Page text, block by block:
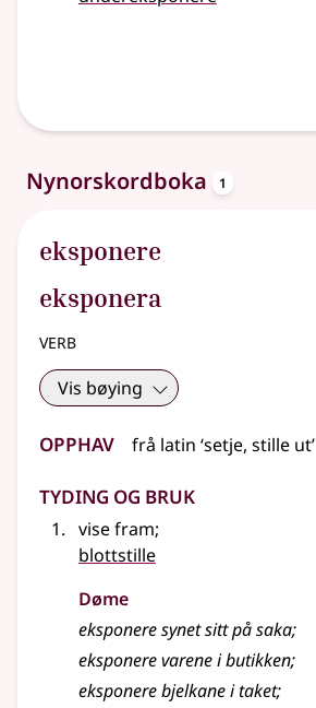
Nynorskordboka 1
eksponere
eksponera
verb
Vis bøying
Opphav frå latin ‘setje, stille ut’
Tyding og bruk
vise fram;
blottstille
Døme
eksponere synet sitt på saka;
eksponere varene i butikken;
eksponere bjelkane i taket;